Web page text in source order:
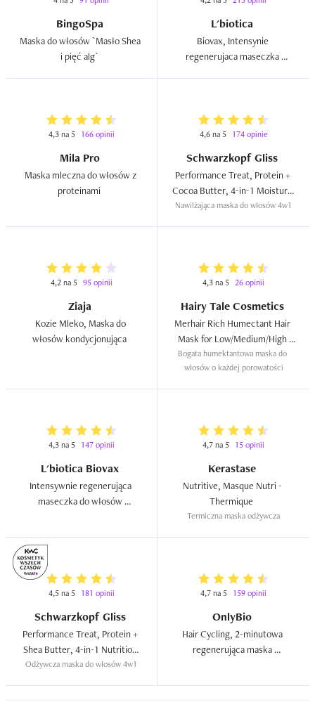
BingoSpa
Maska do włosów `Masło Shea
L'biotica
Biovax, Intensynie
regenerujaca maseczka
4,3 na 5 166 opinii
Mila Pro
Maska mleczna do włosów z
4,6 na 5 174 opinie
Schwarzkopf Gliss
Performance Treat, Protein +
Cocoa Butter, 4-in-1 Moisture
Mask
Nawilżająca maska do włosów 4w1
4,2 na 5 95 opinii
Ziaja
Kozie Mleko, Maska do
4,3 na 5 26 opinii
Hairy Tale Cosmetics
Merhair Rich Humectant Hair
Mask for Low/Medium/High
Porosity
Bogata humektantowa maska do
włosów o każdej porowatości
4,3 na 5 147 opinii
L'biotica Biovax
Intensywnie regenerująca
maseczka do włosów
4,7 na 5 15 opinii
Kerastase
Nutritive, Masque Nutri -
Termiczna maska odżywcza
4,5 na 5 181 opinii
Schwarzkopf Gliss
Performance Treat, Protein +
Shea Butter, 4-in-1 Nutrition
Mask
Odżywcza maska do włosów 4w1
4,7 na 5 159 opinii
OnlyBio
Hair Cycling, 2-minutowa
regenerująca maska